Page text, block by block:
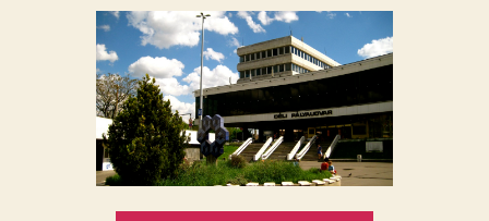
Déli
pályaudvart,
mert
omlik
az
alagút
bejegyzéshez